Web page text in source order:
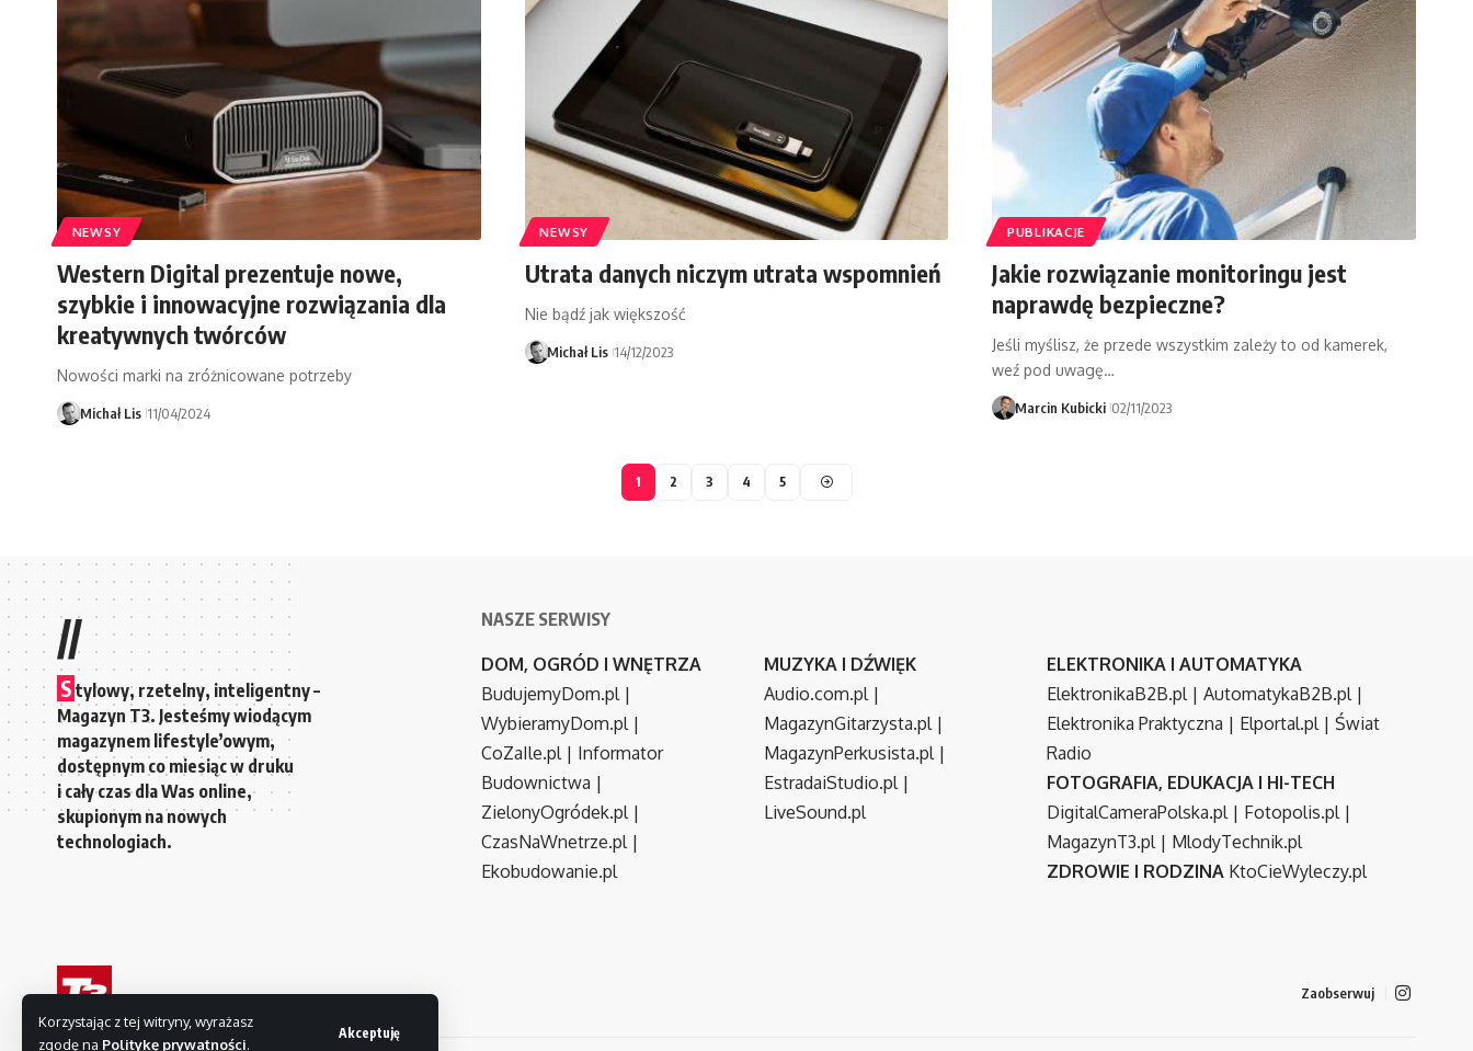
Korzystając z tej witryny, wyrażasz
zgodę na Politykę prywatności.
Akceptuję
NEWSY
Western Digital prezentuje nowe,
szybkie i innowacyjne rozwiązania dla
kreatywnych twórców
Nowości marki na zróżnicowane potrzeby
Michał Lis 11/04/2024
NEWSY
Utrata danych niczym utrata wspomnień
Nie bądź jak większość
Michał Lis 14/12/2023
PUBLIKACJE
Jakie rozwiązanie monitoringu jest
naprawdę bezpieczne?
Jeśli myślisz, że przede wszystkim zależy to od kamerek,
weź pod uwagę…
Marcin Kubicki 02/11/2023
1 2 3 4 5
//
S tylowy, rzetelny, inteligentny –
Magazyn T3. Jesteśmy wiodącym
magazynem lifestyle’owym,
dostępnym co miesiąc w druku
i cały czas dla Was online,
skupionym na nowych
technologiach.
NASZE SERWISY
DOM, OGRÓD I WNĘTRZA
BudujemyDom.pl|
WybieramyDom.pl|
CoZaIle.pl| Informator
Budownictwa |
ZielonyOgródek.pl|
CzasNaWnetrze.pl|
Ekobudowanie.pl
MUZYKA I DŹWIĘK
Audio.com.pl|
MagazynGitarzysta.pl|
MagazynPerkusista.pl|
EstradaiStudio.pl|
LiveSound.pl
ELEKTRONIKA I AUTOMATYKA
ElektronikaB2B.pl| AutomatykaB2B.pl|
Elektronika Praktyczna | Elportal.pl| Świat
Radio
FOTOGRAFIA, EDUKACJA I HI-TECH
DigitalCameraPolska.pl| Fotopolis.pl|
MagazynT3.pl| MlodyTechnik.pl
ZDROWIE I RODZINA KtoCieWyleczy.pl
Zaobserwuj